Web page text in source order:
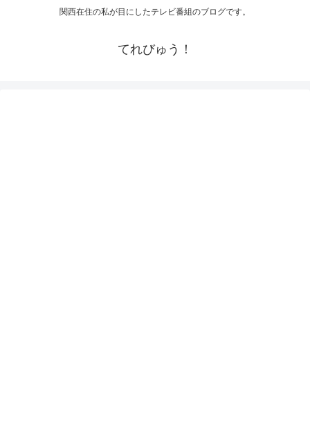
関西在住の私が目にしたテレビ番組のブログです。
てれびゅう！